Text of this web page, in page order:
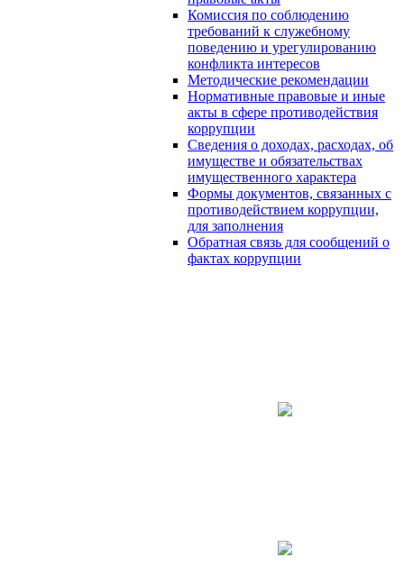
Комиссия по соблюдению
требований к служебному
поведению и урегулированию
конфликта интересов
Методические рекомендации
Нормативные правовые и иные
акты в сфере противодействия
коррупции
Сведения о доходах, расходах, об
имуществе и обязательствах
имущественного характера
Формы документов, связанных с
противодействием коррупции,
для заполнения
Обратная связь для сообщений о
фактах коррупции